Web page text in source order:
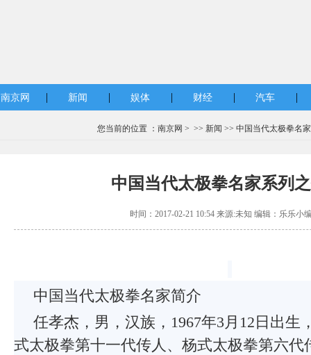
南京网 | 新闻 | 娱体 | 财经 | 汽车 |
您当前的位置 ： 南京网 > >> 新闻 >> 中国当代太极拳名
中国当代太极拳名家系列
时间：2017-02-21 10:54 来源:未知 编辑：乐乐小
中国当代太极拳名家简介
任孝杰，男，汉族，1967年3月12日出生
式太极拳第十一代传人、杨式太极拳第六代